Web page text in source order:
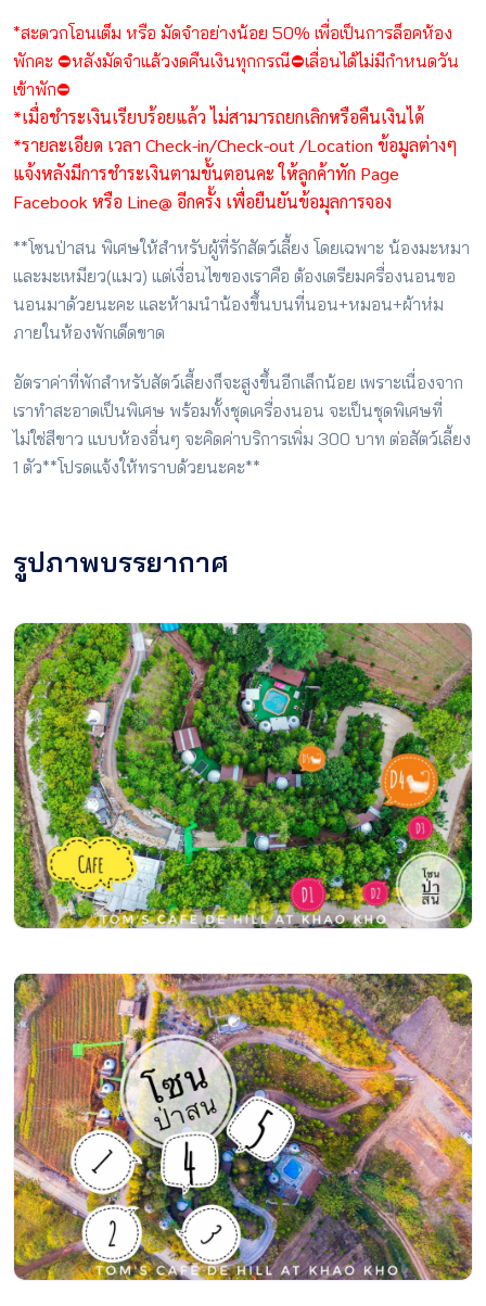
*สะดวกโอนเต็ม หรือ มัดจำอย่างน้อย 50% เพื่อเป็นการล็อคห้อง
พักคะ ⛔️หลังมัดจำแล้วงดคืนเงินทุกกรณี⛔️เลื่อนได้ไม่มีกำหนดวัน
เข้าพัก⛔️
*เมื่อชำระเงินเรียบร้อยแล้ว ไม่สามารถยกเลิกหรือคืนเงินได้
*รายละเอียด เวลา Check-in/Check-out /Location ข้อมูลต่างๆ
แจ้งหลังมีการชำระเงินตามขั้นตอนคะ ให้ลูกค้าทัก Page
Facebook หรือ Line@ อีกครั้ง เพื่อยืนยันข้อมุลการจอง
**โซนป่าสน พิเศษให้สำหรับผู้ที่รักสัตว์เลี้ยง โดยเฉพาะ น้องมะหมา
และมะเหมียว(แมว) แต่เงื่อนไขของเราคือ ต้องเตรียมครื่องนอนขอ
นอนมาด้วยนะคะ และห้ามนำน้องขึ้นบนที่นอน+หมอน+ผ้าห่ม
ภายในห้องพักเด็ดขาด
อัตราค่าที่พักสำหรับสัตว์เลี้ยงก็จะสูงขึ้นอีกเล็กน้อย เพราะเนื่องจาก
เราทำสะอาดเป็นพิเศษ พร้อมทั้งชุดเครื่องนอน จะเป็นชุดพิเศษที่
ไม่ใช่สีขาว แบบห้องอื่นๆ จะคิดค่าบริการเพิ่ม 300 บาท ต่อสัตว์เลี้ยง
1 ตัว**โปรดแจ้งให้ทราบด้วยนะคะ**
รูปภาพบรรยากาศ